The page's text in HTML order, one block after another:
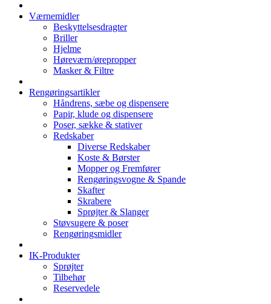
Værnemidler
Beskyttelsesdragter
Briller
Hjelme
Høreværn/ørepropper
Masker & Filtre
Rengøringsartikler
Håndrens, sæbe og dispensere
Papir, klude og dispensere
Poser, sække & stativer
Redskaber
Diverse Redskaber
Koste & Børster
Mopper og Fremfører
Rengøringsvogne & Spande
Skafter
Skrabere
Sprøjter & Slanger
Støvsugere & poser
Rengøringsmidler
IK-Produkter
Sprøjter
Tilbehør
Reservedele